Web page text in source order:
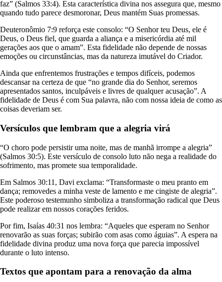
faz” (Salmos 33:4). Esta característica divina nos assegura que, mesmo
quando tudo parece desmoronar, Deus mantém Suas promessas.
Deuteronômio 7:9 reforça este consolo: “O Senhor teu Deus, ele é
Deus, o Deus fiel, que guarda a aliança e a misericórdia até mil
gerações aos que o amam”. Esta fidelidade não depende de nossas
emoções ou circunstâncias, mas da natureza imutável do Criador.
Ainda que enfrentemos frustrações e tempos difíceis, podemos
descansar na certeza de que “no grande dia do Senhor, seremos
apresentados santos, inculpáveis e livres de qualquer acusação”. A
fidelidade de Deus é com Sua palavra, não com nossa ideia de como as
coisas deveriam ser.
Versículos que lembram que a alegria virá
“O choro pode persistir uma noite, mas de manhã irrompe a alegria”
(Salmos 30:5). Este versículo de consolo luto não nega a realidade do
sofrimento, mas promete sua temporalidade.
Em Salmos 30:11, Davi exclama: “Transformaste o meu pranto em
dança; removedes a minha veste de lamento e me cingiste de alegria”.
Este poderoso testemunho simboliza a transformação radical que Deus
pode realizar em nossos corações feridos.
Por fim, Isaías 40:31 nos lembra: “Aqueles que esperam no Senhor
renovarão as suas forças; subirão com asas como águias”. A espera na
fidelidade divina produz uma nova força que parecia impossível
durante o luto intenso.
Textos que apontam para a renovação da alma